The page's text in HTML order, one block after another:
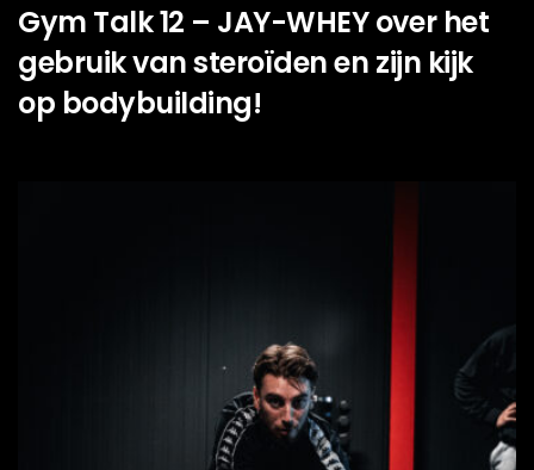
Gym Talk 12 – JAY-WHEY over het
gebruik van steroïden en zijn kijk
op bodybuilding!